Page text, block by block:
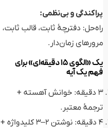
پراکندگی و بی‌نظمی:
راه‌حل: دفترچهٔ ثابت، قالب ثابت،
مرورهای زمان‌دار.
یک «الگوی ۱۵ دقیقه‌ای» برای
فهم یک آیه
۳ دقیقه: خوانش آهسته +
ترجمهٔ معتبر.
۴ دقیقه: نوشتن ۲–۳ کلیدواژه +